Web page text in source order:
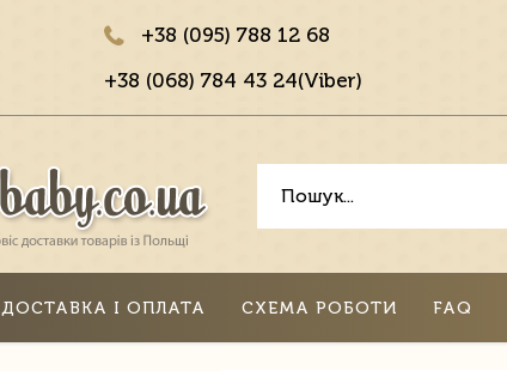
+38 (095) 788 12 68
+38 (068) 784 43 24(Viber)
ДОСТАВКА І ОПЛАТА СХЕМА РОБОТИ FAQ